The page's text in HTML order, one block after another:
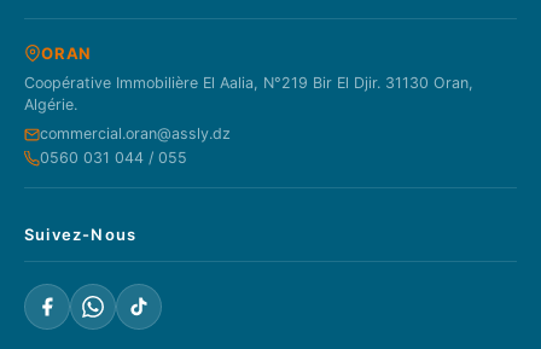
ORAN
Coopérative Immobilière El Aalia, N°219 Bir El Djir. 31130 Oran,
Algérie.
commercial.oran@assly.dz
0560 031 044 / 055
Suivez-Nous